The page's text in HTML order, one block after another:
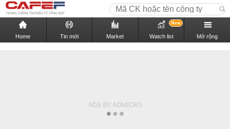
Home Tin mới Market Watch list
New
Mở rộng